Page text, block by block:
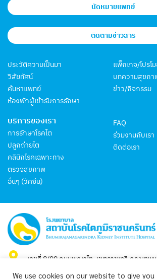
นัดหมายแพทย์
ติดตามข่าวสาร
ประวัติความเป็นมา
วิสัยทัศน์
ค้นหาแพทย์
ห้องพักผู้เข้ารับการรักษา
แพ็กเกจ/โปรโ
บทความสุขภ
ข่าว/กิจกรรม
บริการของเรา
การรักษาโรคไต
ปลูกถ่ายไต
คลินิกโรคเฉพาะทาง
ตรวจสุขภาพ
อื่นๆ (วัคซีน)
FAQ
ร่วมงานกับเรา
ติดต่อเรา
เลขที่ 8/99 ถนนพญาไท, เขตราชเทวี กรุงเทพ
We use cookies on our website to give